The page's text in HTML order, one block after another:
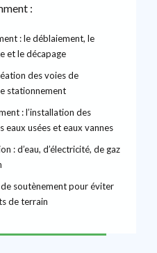
:
: le déblaiement, le
et le décapage
des voies de
stationnement
: l’installation des
eaux usées et eaux vannes
: d’eau, d’électricité, de gaz
soutènement pour éviter
de terrain